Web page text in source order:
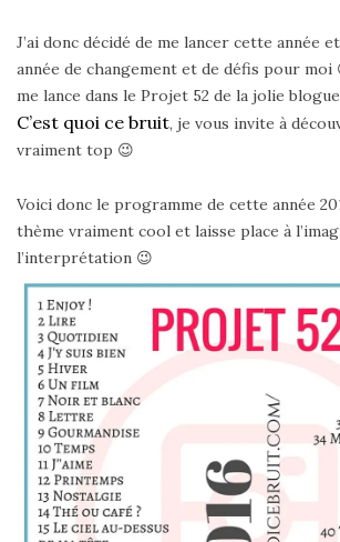
J’ai donc décidé de me lancer cette année
année de changement et de défis pour moi
me lance dans le Projet 52 de la jolie
C’est quoi ce bruit, je vous invite à
vraiment top 😉
Voici donc le programme de cette année
thème vraiment cool et laisse place à
l’interprétation 😉